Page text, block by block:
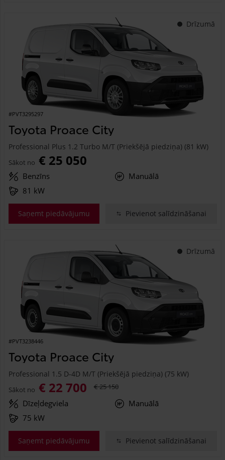
Drīzumā
#PVT3295297
Toyota Proace City
Professional Plus 1.2 Turbo M/T (Priekšējā piedziņa) (81 kW)
Sākot no € 25 050
Benzīns
Manuālā
81 kW
Saņemt piedāvājumu Pievienot salīdzināšanai
Drīzumā
#PVT3238446
Toyota Proace City
Professional 1.5 D-4D M/T (Priekšējā piedziņa) (75 kW)
Sākot no € 22 700 € 25 150
Dīzeļdegviela
Manuālā
75 kW
Saņemt piedāvājumu Pievienot salīdzināšanai